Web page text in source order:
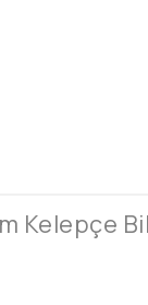
Kelepçe